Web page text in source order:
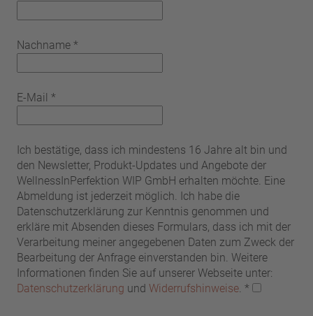
Nachname *
E-Mail *
Ich bestätige, dass ich mindestens 16 Jahre alt bin und
den Newsletter, Produkt-Updates und Angebote der
WellnessInPerfektion WIP GmbH erhalten möchte. Eine
Abmeldung ist jederzeit möglich. Ich habe die
Datenschutzerklärung zur Kenntnis genommen und
erkläre mit Absenden dieses Formulars, dass ich mit der
Verarbeitung meiner angegebenen Daten zum Zweck der
Bearbeitung der Anfrage einverstanden bin. Weitere
Informationen finden Sie auf unserer Webseite unter:
Datenschutzerklärung und Widerrufshinweise *